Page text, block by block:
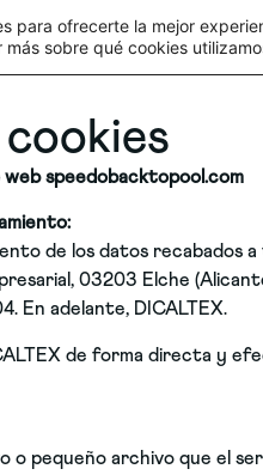
web speedobacktopool.com
de los datos recabados
03203 Elche
En adelante, DICALTEX.
de forma directa y
o pequeño archivo que el
para ofrecerte la mejor
más sobre qué cookies